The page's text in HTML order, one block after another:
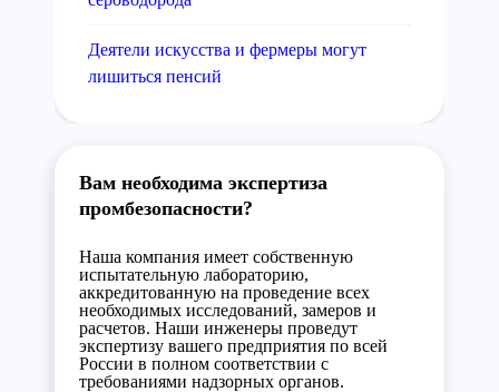
Деятели искусства и фермеры могут
лишиться пенсий
Вам необходима экспертиза
промбезопасности?
Наша компания имеет собственную
испытательную лабораторию,
аккредитованную на проведение всех
необходимых исследований, замеров и
расчетов. Наши инженеры проведут
экспертизу вашего предприятия по всей
России в полном соответствии с
требованиями надзорных органов.